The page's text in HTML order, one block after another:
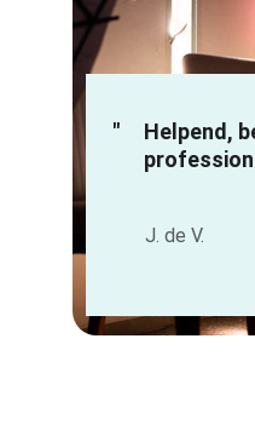
Helpend,
J. de V.
"